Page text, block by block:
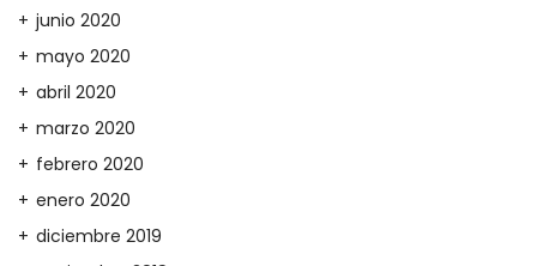
junio 2020
mayo 2020
abril 2020
marzo 2020
febrero 2020
enero 2020
diciembre 2019